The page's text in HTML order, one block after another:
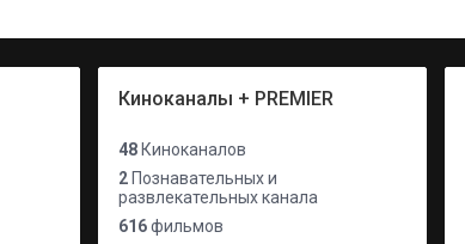
Киноканалы + PREMIER
48 Киноканалов
2 Познавательных и
развлекательных канала
616фильмов